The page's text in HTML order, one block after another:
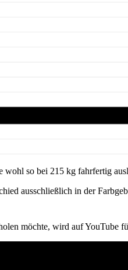
so bei 215 kg fahrfertig
ausschließlich in der
möchte, wird auf YouTube